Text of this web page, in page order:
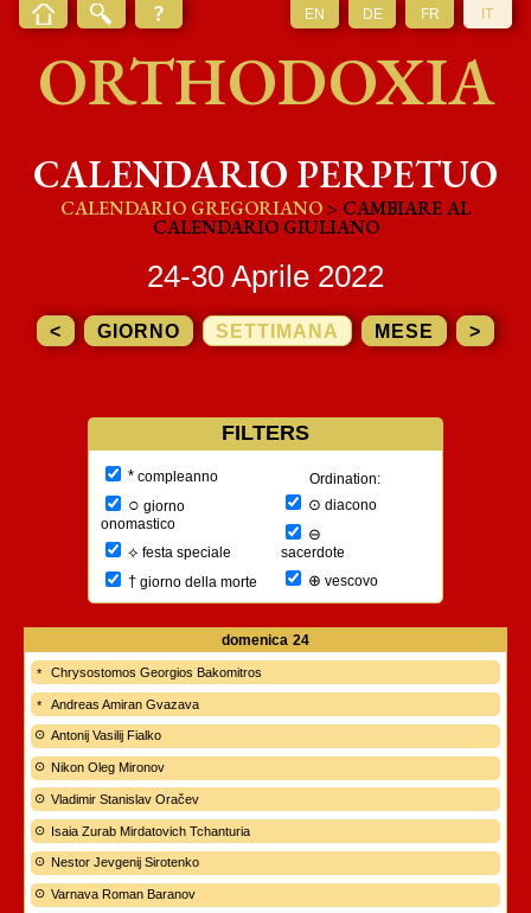
EN DE FR IT
ORTHODOXIA
CALENDARIO PERPETUO
CALENDARIO GREGORIANO> CAMBIARE AL
CALENDARIO GIULIANO
24-30 Aprile 2022
< GIORNO SETTIMANA MESE >
FILTERS
*compleanno
○ giorno
onomastico
⟡ festa speciale
†giorno della morte
Ordination:
⊙ diacono
⊖
sacerdote
⊕ vescovo
domenica 24
Chrysostomos Georgios Bakomitros
Andreas Amiran Gvazava
Antonij Vasilij Fialko
Nikon Oleg Mironov
Vladimir Stanislav Oračev
Isaia Zurab Mirdatovich Tchanturia
Nestor Jevgenij Sirotenko
Varnava Roman Baranov